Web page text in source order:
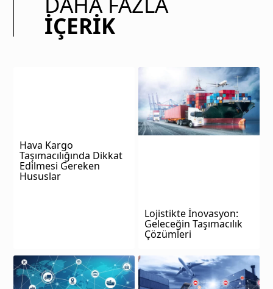
İÇERIK
Hava Kargo
Taşımacılığında Dikkat
Edilmesi Gereken
Hususlar
Lojistikte İnovasyon:
Geleceğin Taşımacılık
Çözümleri